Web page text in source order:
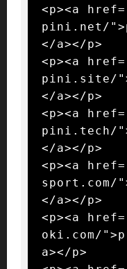
<p><a
pini.net/
</a></p>
<p><a
pini.site/
</a></p>
<p><a
pini.tech/
</a></p>
<p><a
sport.com/
</a></p>
<p><a
oki.com/
a></p>